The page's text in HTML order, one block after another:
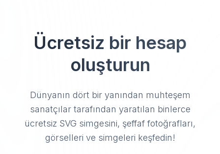
Ücretsiz bir hesap
oluşturun
Dünyanın dört bir yanından muhteşem
sanatçılar tarafından yaratılan binlerce
ücretsiz SVG simgesini, şeffaf fotoğrafları,
görselleri ve simgeleri keşfedin!